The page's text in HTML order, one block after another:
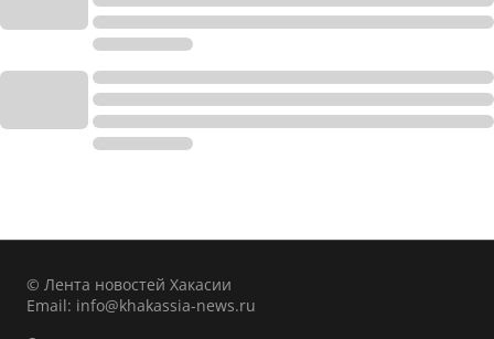
© Лента новостей Хакасии
Email: info@khakassia-news.ru